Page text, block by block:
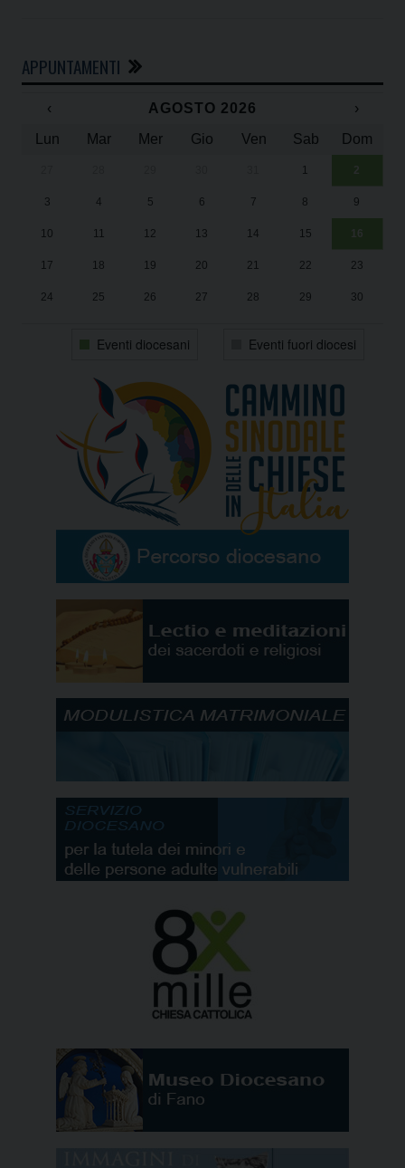
APPUNTAMENTI
‹ AGOSTO 2026
›
Lun
Mar Mer Gio Ven Sab Dom
1 2
3 4 5 6 7 8 9
10 11 12 13 14 15 16
17 18 19 20 21 22 23
24 25 26 27 28 29 30
Eventi diocesani Eventi fuori diocesi